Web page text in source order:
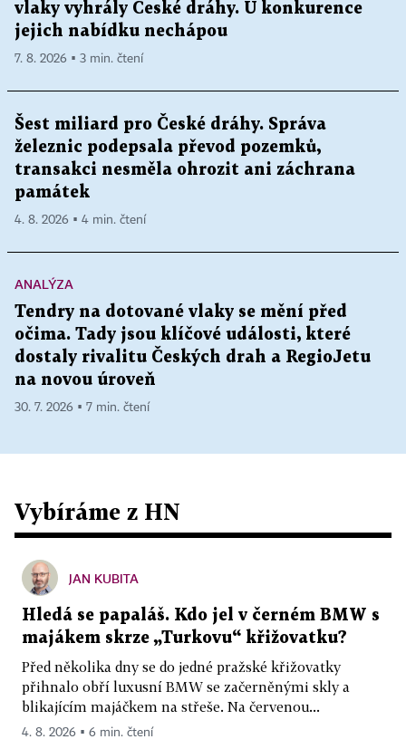
vlaky vyhrály České dráhy. U konkurence
jejich nabídku nechápou
7. 8. 2026 ▪ 3 min. čtení
Šest miliard pro České dráhy. Správa
železnic podepsala převod pozemků,
transakci nesměla ohrozit ani záchrana
památek
4. 8. 2026 ▪ 4 min. čtení
ANALÝZA
Tendry na dotované vlaky se mění před
očima. Tady jsou klíčové události, které
dostaly rivalitu Českých drah a RegioJetu
na novou úroveň
30. 7. 2026 ▪ 7 min. čtení
Vybíráme z HN
JAN KUBITA
Hledá se papaláš. Kdo jel v černém BMW s
majákem skrze „Turkovu“ křižovatku?
Před několika dny se do jedné pražské křižovatky
přihnalo obří luxusní BMW se začerněnými skly a
blikajícím majáčkem na střeše. Na červenou...
4. 8. 2026 ▪ 6 min. čtení